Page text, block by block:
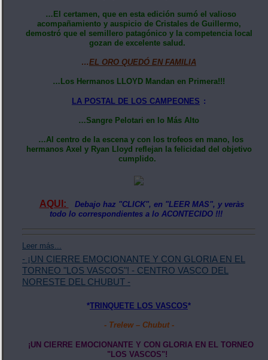
…El certamen, que en esta edición sumó el valioso
acompañamiento y auspicio de Cristales de Guillermo,
demostró que el semillero patagónico y la competencia local
gozan de excelente salud.
…EL ORO QUEDÓ EN FAMILIA
…Los Hermanos LLOYD Mandan en Primera!!!
LA POSTAL DE LOS CAMPEONES :
…Sangre Pelotari en lo Más Alto
…Al centro de la escena y con los trofeos en mano, los
hermanos Axel y Ryan Lloyd reflejan la felicidad del objetivo
cumplido.
AQUI:
Debajo haz "CLICK", en "LEER MAS", y veràs
todo lo correspondientes a lo ACONTECIDO !!!
Leer más...
- ¡UN CIERRE EMOCIONANTE Y CON GLORIA EN EL
TORNEO "LOS VASCOS"! - CENTRO VASCO DEL
NORESTE DEL CHUBUT -
*TRINQUETE LOS VASCOS*
- Trelew – Chubut -
​¡UN CIERRE EMOCIONANTE Y CON GLORIA EN EL TORNEO
"LOS VASCOS"!